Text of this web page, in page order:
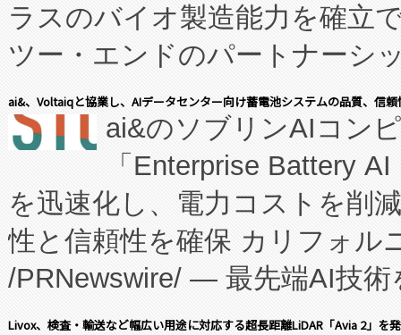
ラスのバイオ製造能力を確立
ツー・エンドのパートナーシ
表しました。 同社の実績ある
manufacturing™ (FCCM™) プ
たNeXは、バイオ医薬品製造
従来のフェッドバッチ施設の
に、患者やサプライチェーン
キー方式で拡張性が高く、持
す。FCCM‑を活用した現地生
ai&、Voltaiqと協業し、AIデータセンター向け蓄電池システムの品質、信
ai&のソブリンAIコン
「Enterprise Battery
を迅速化し、電力コストを削
性と信頼性を確保 カリフォル
/PRNewswire/ — 最先端AI技術
会社エーアイ・アンド：本社
Livox、検査・輸送など幅広い用途に対応する超長距離LiDAR「Avia 2」を